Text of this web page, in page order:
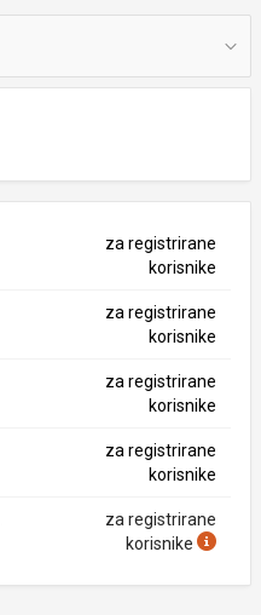
za registrirane
korisnike
za registrirane
korisnike
za registrirane
korisnike
za registrirane
korisnike
za registrirane
korisnike